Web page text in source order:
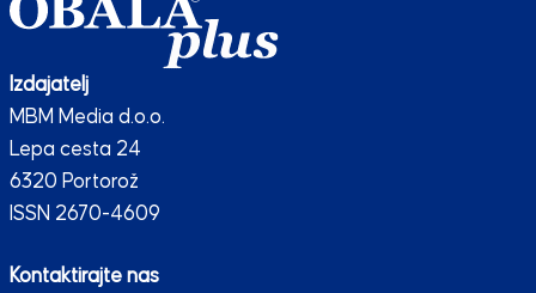
Izdajatelj
MBM Media d.o.o.
Lepa cesta 24
6320 Portorož
ISSN 2670-4609
Kontaktirajte nas